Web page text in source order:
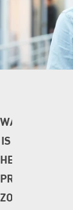
WAAROM
IS
HET
PROJECT
ZO